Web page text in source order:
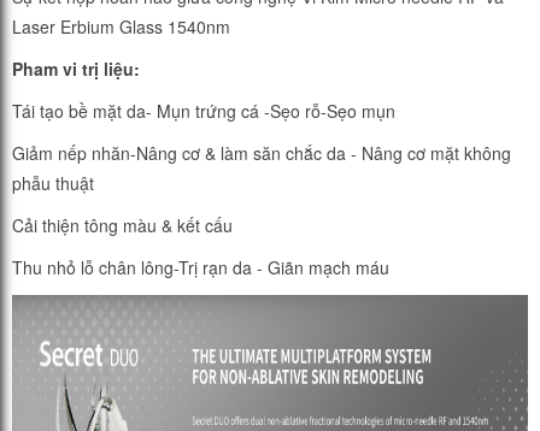
Laser Erbium Glass 1540nm
Pham vi trị liệu:
Tái tạo bề mặt da- Mụn trứng cá -Sẹo rỗ-Sẹo mụn
Giảm nếp nhăn-Nâng cơ & làm săn chắc da - Nâng cơ mặt không
phẫu thuật
Cải thiện tông màu & kết cấu
Thu nhỏ lỗ chân lông-Trị rạn da - Giãn mạch máu